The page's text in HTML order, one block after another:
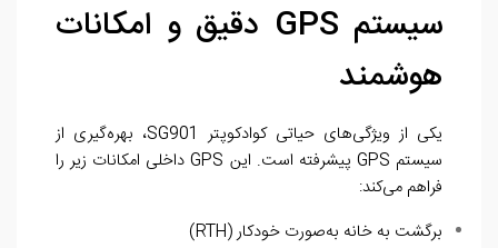
سیستم GPS دقیق و امکانات
هوشمند
یکی از ویژگی‌های حیاتی کوادکوپتر SG901، بهره‌گیری از
سیستم GPS پیشرفته است. این GPS داخلی امکانات زیر را
فراهم می‌کند:
برگشت به خانه به‌صورت خودکار (RTH)